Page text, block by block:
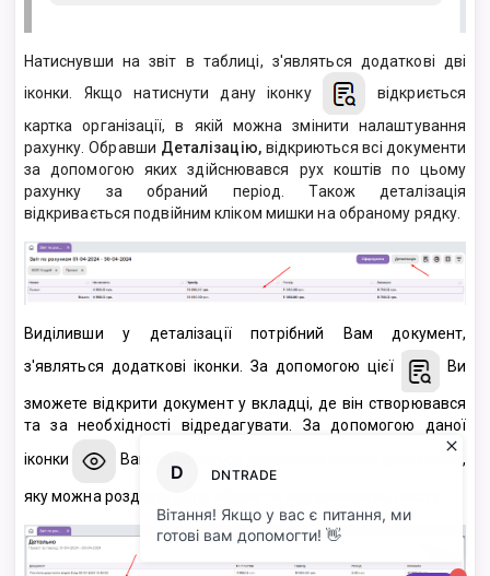
Натиснувши на звіт в таблиці, з'являться додаткові дві
іконки. Якщо натиснути дану іконку
відкриється
картка організації, в якій можна змінити налаштування
рахунку. Обравши Деталізацію,відкриються всі документи
за допомогою яких здійснювався рух коштів по цьому
рахунку за обраний період. Також деталізація
відкривається подвійним кліком мишки на обраному рядку.
Виділивши у деталізації потрібний Вам документ,
з'являться додаткові іконки. За допомогою цієї
Ви
зможете відкрити документ у вкладці, де він створювався
та за необхідності відредагувати. За допомогою даної
іконки
Вам відкриється друкована форма документа,
яку можна роздрукувати, зберегти, відправити на пошту.